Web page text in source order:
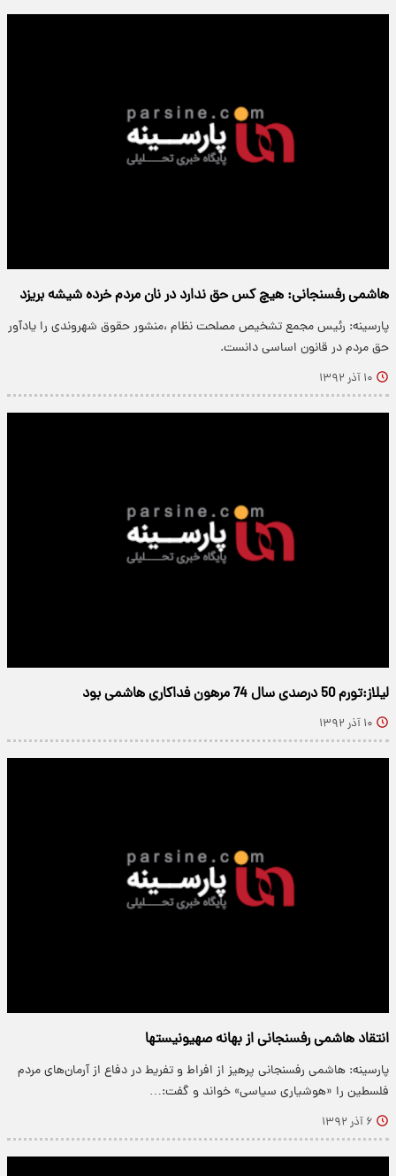
هاشمی رفسنجانی: هیچ کس حق ندارد در نان مردم خرده شیشه بریزد
پارسینه: رئیس مجمع تشخیص مصلحت نظام ،منشور حقوق شهروندی را یادآور
حق مردم در قانون اساسی دانست.
۱۰ آذر ۱۳۹۲
لیلاز:تورم 50 درصدی سال 74 مرهون فداکاری هاشمی بود
۱۰ آذر ۱۳۹۲
انتقاد هاشمی رفسنجانی از بهانه صهیونیستها
پارسینه: هاشمی رفسنجانی پرهیز از افراط و تفریط در دفاع از آرمان‌های مردم
فلسطین را «هوشیاری سیاسی» خواند و گفت:…
۶ آذر ۱۳۹۲